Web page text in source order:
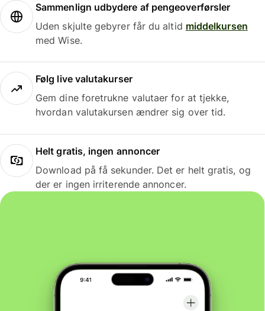
Sammenlign udbydere af pengeoverførsler
Uden skjulte gebyrer får du altid middelkursen
med Wise.
Følg live valutakurser
Gem dine foretrukne valutaer for at tjekke,
hvordan valutakursen ændrer sig over tid.
Helt gratis, ingen annoncer
Download på få sekunder. Det er helt gratis, og
der er ingen irriterende annoncer.